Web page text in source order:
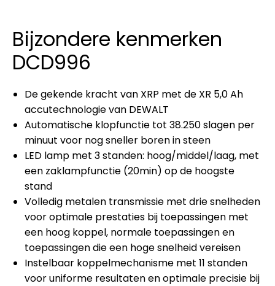
Bijzondere kenmerken
DCD996
De gekende kracht van XRP met de XR 5,0 Ah
accutechnologie van DEWALT
Automatische klopfunctie tot 38.250 slagen per
minuut voor nog sneller boren in steen
LED lamp met 3 standen: hoog/middel/laag, met
een zaklampfunctie (20min) op de hoogste
stand
Volledig metalen transmissie met drie snelheden
voor optimale prestaties bij toepassingen met
een hoog koppel, normale toepassingen en
toepassingen die een hoge snelheid vereisen
Instelbaar koppelmechanisme met 11 standen
voor uniforme resultaten en optimale precisie bij